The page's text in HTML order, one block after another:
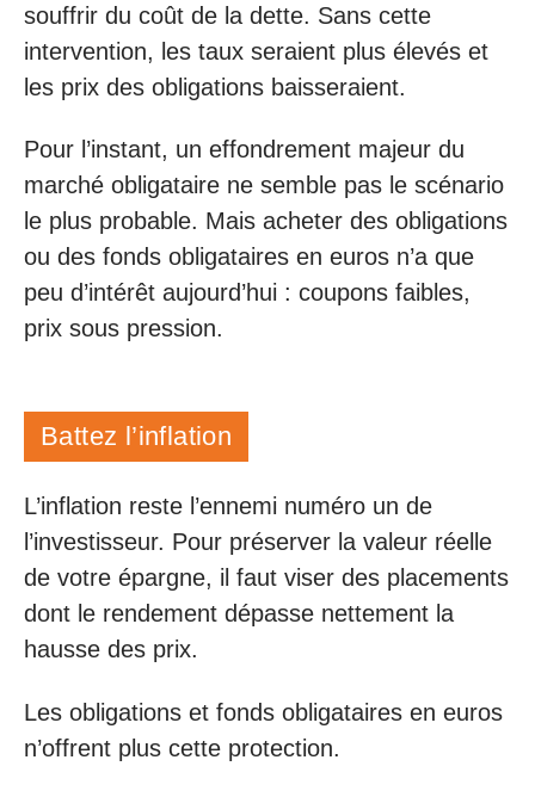
souffrir du coût de la dette. Sans cette
intervention, les taux seraient plus élevés et
les prix des obligations baisseraient.
Pour l’instant, un effondrement majeur du
marché obligataire ne semble pas le scénario
le plus probable. Mais acheter des obligations
ou des fonds obligataires en euros n’a que
peu d’intérêt aujourd’hui : coupons faibles,
prix sous pression.
Battez l’inflation
L’inflation reste l’ennemi numéro un de
l’investisseur. Pour préserver la valeur réelle
de votre épargne, il faut viser des placements
dont le rendement dépasse nettement la
hausse des prix.
Les obligations et fonds obligataires en euros
n’offrent plus cette protection.